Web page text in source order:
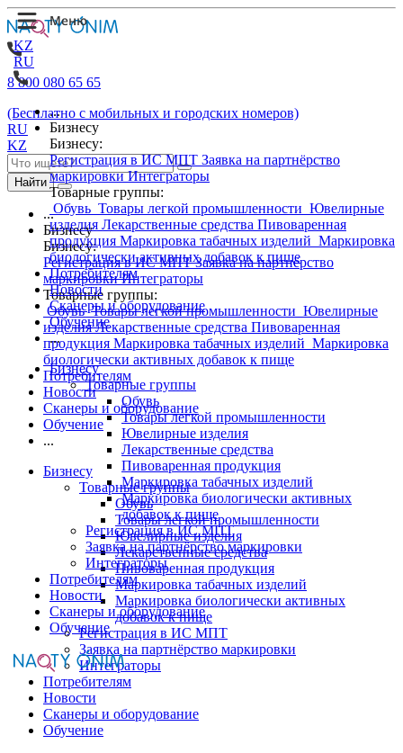
KZ
RU
...
Бизнесу
Бизнесу:
Регистрация в ИС МПТ Заявка на партнёрство
маркировкиИнтеграторы
Товарные группы:
Обувь Товары легкой промышленности Ювелирные
изделия Лекарственные средства Пивоваренная
продукция Маркировка табачных изделий Маркировка
биологически активных добавок к пище
Потребителям
Новости
Сканеры и оборудование
Обучение
...
Бизнесу
Товарные группы
Обувь
Товары легкой промышленности
Ювелирные изделия
Лекарственные средства
Пивоваренная продукция
Маркировка табачных изделий
Маркировка биологически активных
добавок к пище
Регистрация в ИС МПТ
Заявка на партнёрство маркировки
Интеграторы
Потребителям
Новости
Сканеры и оборудование
Обучение
8 800 080 65 65
(Бесплатно с мобильных и городских номеров)
RU
KZ
Найти
...
Бизнесу
Бизнесу:
Регистрация в ИС МПТЗаявка на партнёрство
маркировкиИнтеграторы
Товарные группы:
ОбувьТовары легкой промышленности Ювелирные
изделияЛекарственные средства Пивоваренная
продукция Маркировка табачных изделий Маркировка
биологически активных добавок к пище
Потребителям
Новости
Сканеры и оборудование
Обучение
...
Бизнесу
Товарные группы
Обувь
Товары легкой промышленности
Ювелирные изделия
Лекарственные средства
Пивоваренная продукция
Маркировка табачных изделий
Маркировка биологически активных
добавок к пище
Регистрация в ИС МПТ
Заявка на партнёрство маркировки
Интеграторы
Потребителям
Новости
Сканеры и оборудование
Обучение